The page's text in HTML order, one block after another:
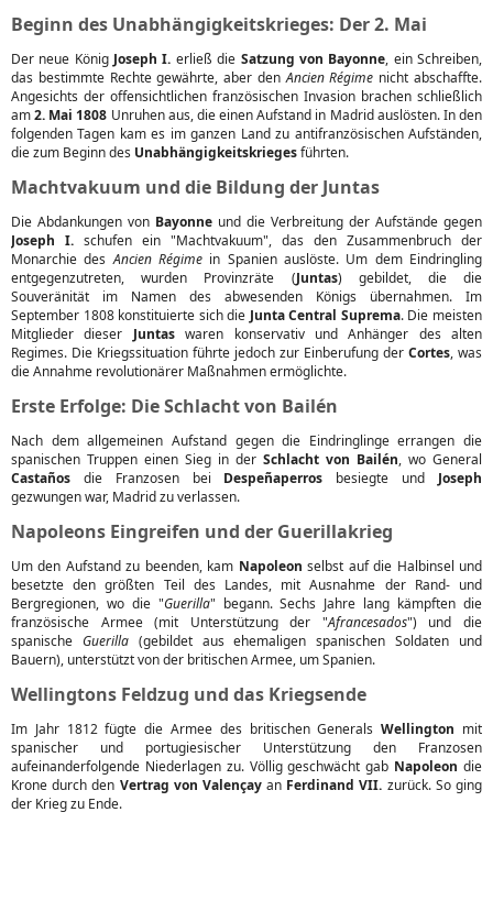
Beginn des Unabhängigkeitskrieges: Der 2. Mai
Der neue König Joseph I. erließ die Satzung von Bayonne, ein Schreiben,
das bestimmte Rechte gewährte, aber denAncien Régime nicht abschaffte.
Angesichts der offensichtlichen französischen Invasion brachen schließlich
am2. Mai 1808 Unruhen aus, die einen Aufstand in Madrid auslösten. In den
folgenden Tagen kam es im ganzen Land zu antifranzösischen Aufständen,
die zum Beginn des Unabhängigkeitskriegesführten.
Machtvakuum und die Bildung der Juntas
Die Abdankungen von Bayonne und die Verbreitung der Aufstände gegen
Joseph I. schufen ein "Machtvakuum", das den Zusammenbruch der
Monarchie desAncien Régime in Spanien auslöste. Um dem Eindringling
entgegenzutreten, wurden Provinzräte (Juntas) gebildet, die die
Souveränität im Namen des abwesenden Königs übernahmen. Im
September 1808 konstituierte sich die Junta Central Suprema. Die meisten
Mitglieder dieser Juntaswaren konservativ und Anhänger des alten
Regimes. Die Kriegssituation führte jedoch zur Einberufung der Cortes, was
die Annahme revolutionärer Maßnahmen ermöglichte.
Erste Erfolge: Die Schlacht von Bailén
Nach dem allgemeinen Aufstand gegen die Eindringlinge errangen die
spanischen Truppen einen Sieg in der Schlacht von Bailén, wo General
Castaños die Franzosen bei Despeñaperros besiegte und Joseph
gezwungen war, Madrid zu verlassen.
Napoleons Eingreifen und der Guerillakrieg
Um den Aufstand zu beenden, kam Napoleon selbst auf die Halbinsel und
besetzte den größten Teil des Landes, mit Ausnahme der Rand- und
Bergregionen, wo die "Guerilla" begann. Sechs Jahre lang kämpften die
französische Armee (mit Unterstützung der "Afrancesados") und die
spanische Guerilla(gebildet aus ehemaligen spanischen Soldaten und
Bauern), unterstützt von der britischen Armee, um Spanien.
Wellingtons Feldzug und das Kriegsende
Im Jahr 1812 fügte die Armee des britischen GeneralsWellington mit
spanischer und portugiesischer Unterstützung den Franzosen
aufeinanderfolgende Niederlagen zu. Völlig geschwächt gab Napoleon die
Krone durch den Vertrag von Valençayan Ferdinand VII. zurück. So ging
der Krieg zu Ende.